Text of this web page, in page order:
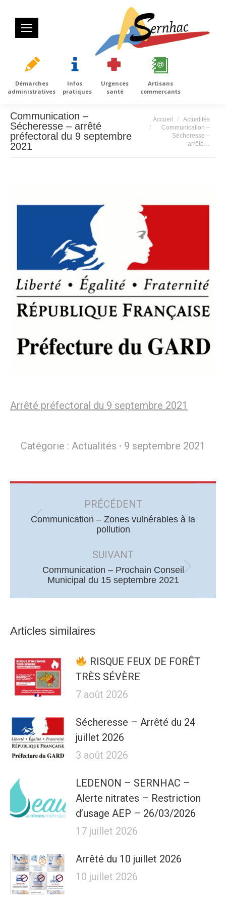
Démarches
administratives
Infos
pratiques
Urgences
santé
Artisans
commercants
Communication –
Sécheresse – arrêté
préfectoral du 9 septembre
2021
Vous êtes ici :
Accueil
Actualités
Communication –
Sécheresse –
arrêté…
Arrêté préfectoral du 9 septembre 2021
Catégorie : Actualités 9 septembre 2021
PRÉCÉDENT
Article
:
Communication – Zones vulnérables à la
pollution
SUIVANT
Article
suivant
Communication – Prochain Conseil
Municipal du 15 septembre 2021
Articles similaires
RISQUE FEUX DE FORÊT
TRÈS SÉVÈRE
7 août 2026
Sécheresse – Arrêté du 24
juillet 2026
3 août 2026
LEDENON – SERNHAC –
Alerte nitrates – Restriction
d’usage AEP – 26/03/2026
17 juillet 2026
Arrêté du 10 juillet 2026
10 juillet 2026